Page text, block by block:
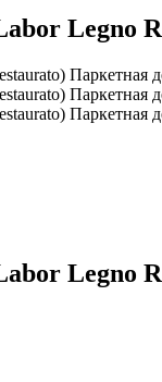
Legno
Legno